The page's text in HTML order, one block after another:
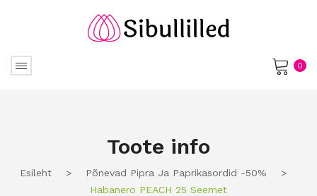
0
Toote info
Esileht > Põnevad Pipra Ja Paprikasordid -50%
>
Habanero PEACH 25 Seemet